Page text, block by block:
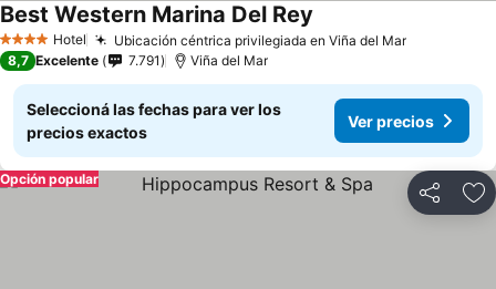
4 EstrellasHotel Ubicación céntrica privilegiada en Viña del Mar
Best Western Marina Del Rey
8,7 Excelente 7.791 Viña del Mar
Seleccioná las fechas para ver los
precios exactos
Ver precios
Compartir
Opción popular